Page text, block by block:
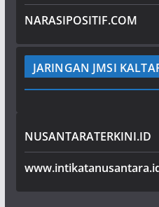
NARASIPOSITIF.COM
JARINGAN JMSI
NUSANTARATERKINI.ID